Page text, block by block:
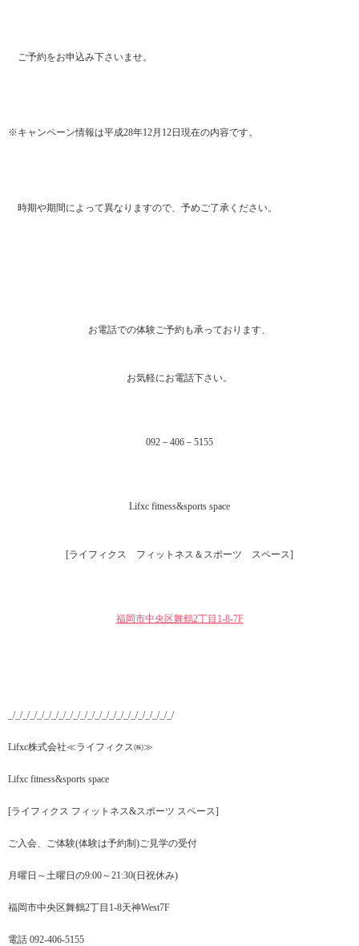
ご予約をお申込み下さいませ。
※キャンペーン情報は平成28年12月12日現在の内容です。
時期や期間によって異なりますので、予めご了承ください。
お電話での体験ご予約も承っております、
お気軽にお電話下さい。
092－406－5155
Lifxc fitness&sports space
[ライフィクス フィットネス＆スポーツ スペース]
福岡市中央区舞鶴2丁目1‐8-7F
_/_/_/_/_/_/_/_/_/_/_/_/_/_/_/_/_/_/_/_/_/_/_/
Lifxc株式会社≪ライフィクス㈱≫
Lifxc fitness&sports space
[ライフィクス フィットネス&スポーツ スペース]
ご入会、ご体験(体験は予約制)ご見学の受付
月曜日～土曜日の9:00～21:30(日祝休み)
福岡市中央区舞鶴2丁目1-8天神West7F
電話 092-406-5155